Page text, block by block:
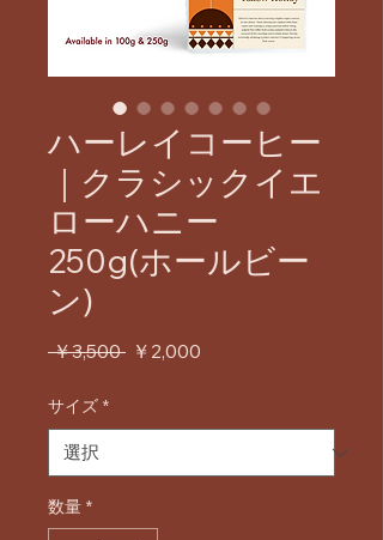
ハーレイコーヒー
｜クラシックイエ
ローハニー
250g(ホールビー
ン)
￥3,500 通
格
￥2,000
価
サイズ *
数量 *